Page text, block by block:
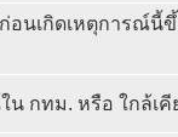
อนเกิดเหตุการณ์นี้
กทม. หรือ ใกล้เคี